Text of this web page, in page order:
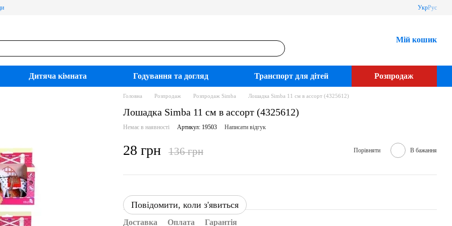
УкрРус
Мій кошик
Дитяча кімната Годування та догляд Транспорт для дітей Розпродаж
Головна Розпродаж Розпродаж Simba Лошадка Simba 11 см в ассорт (4325612)
Лошадка Simba 11 см в ассорт (4325612)
Немає в наявності Артикул: 19503 Написати відгук
28 грн 136 грн Порівняти В бажання
Повідомити, коли з'явиться
Доставка Оплата Гарантія